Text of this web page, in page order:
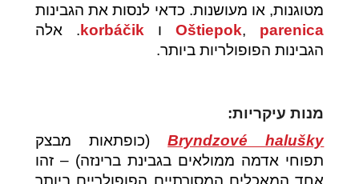
מטוגנות, או מעושנות. כדאי לנסות את הגבינות
Oštiepok, parenica ו korbáčik . אלה
הגבינות הפופולריות ביותר.
מנות עיקריות:
Bryndzové halušky(כופתאות מבצק
תפוחי אדמה ממולאים בגבינת ברינזה) – זהו
אחד המאכלים המסורתיים הפופולריים ביותר